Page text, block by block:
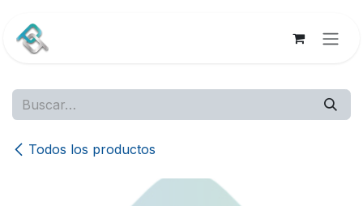
Todos los productos